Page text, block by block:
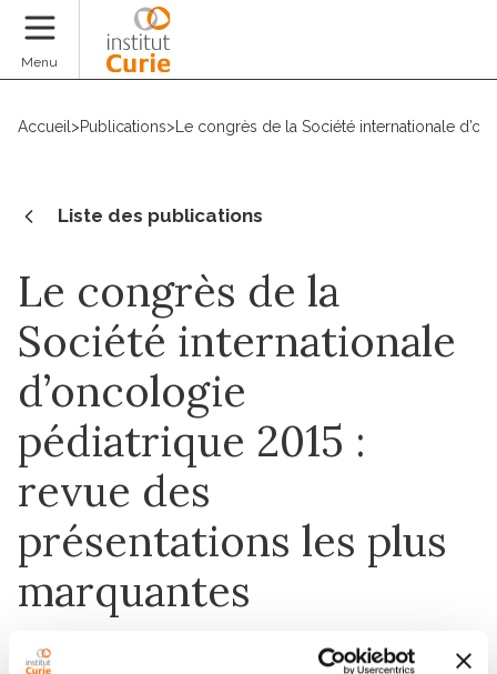
Menu
Accueil >Publications> Le congrès de la Société internationale
Liste des publications
Le congrès de la
Société internationale
d’oncologie
pédiatrique 2015 :
revue des
présentations les plus
marquantes